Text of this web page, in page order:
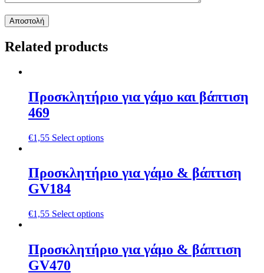
Related products
Προσκλητήριο για γάμο και βάπτιση
469
€1,55 Select options
Προσκλητήριο για γάμο & βάπτιση
GV184
€1,55 Select options
Προσκλητήριο για γάμο & βάπτιση
GV470